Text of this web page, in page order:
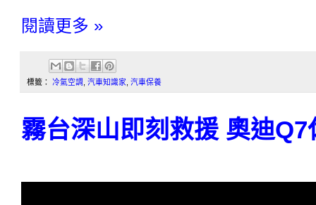
閱讀更多 »
標籤： 冷氣空調 汽車知識家 汽車保養
霧台深山即刻救援 奧迪